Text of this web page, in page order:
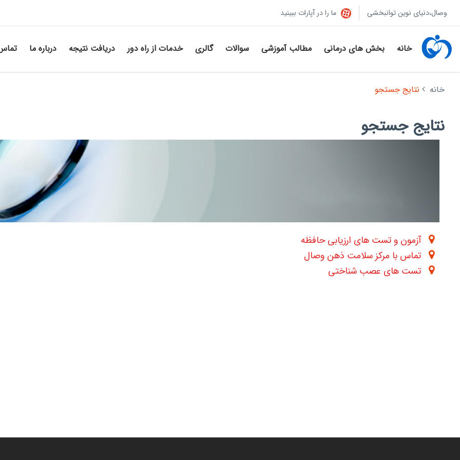
وصال،دنیای نوین توانبخشی ما را در آپارات ببینید
خانه بخش های درمانی مطالب آموزشی سوالات گالری خدمات از راه دور دریافت نتیجه درباره ما
خانه نتایج جستجو
نتایج جستجو
آزمون و تست های ارزیابی حافظه
تماس با مرکز سلامت ذهن وصال
تست های عصب شناختی